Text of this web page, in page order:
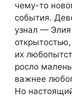
чему-то
события.
узнал —
их
росло
важнее
Но